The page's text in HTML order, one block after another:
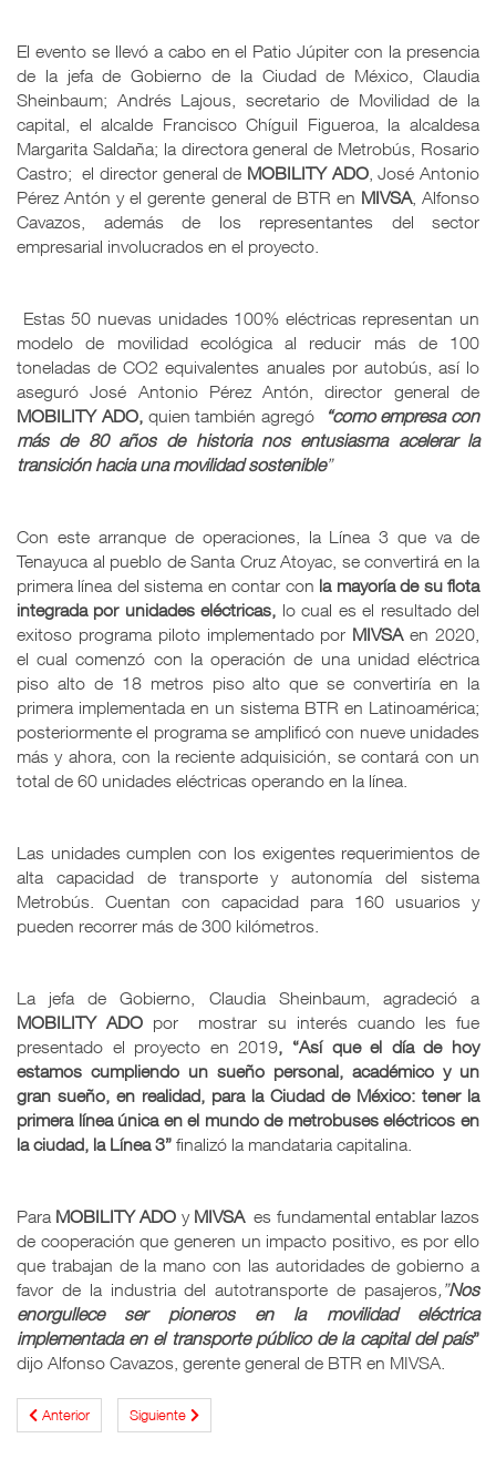
El evento se llevó a cabo en el Patio Júpiter con la presencia
de la jefa de Gobierno de la Ciudad de México, Claudia
Sheinbaum; Andrés Lajous, secretario de Movilidad de la
capital, el alcalde Francisco Chíguil Figueroa, la alcaldesa
Margarita Saldaña; la directora general de Metrobús, Rosario
Castro; el director general de MOBILITY ADO, José Antonio
Pérez Antón y el gerente general de BTR en MIVSA, Alfonso
Cavazos, además de los representantes del sector
empresarial involucrados en el proyecto.
Estas 50 nuevas unidades 100% eléctricas representan un
modelo de movilidad ecológica al reducir más de 100
toneladas de CO2 equivalentes anuales por autobús, así lo
aseguró José Antonio Pérez Antón, director general de
MOBILITY ADO,quien también agregó
“como empresa con
más de 80 años de historia nos entusiasma acelerar la
transición hacia una movilidad sostenible”
Con este arranque de operaciones, la Línea 3 que va de
Tenayuca al pueblo de Santa Cruz Atoyac, se convertirá en la
primera línea del sistema en contar con la mayoría de su flota
integrada por unidades eléctricas, lo cual es el resultado del
exitoso programa piloto implementado por MIVSAen 2020,
el cual comenzó con la operación de una unidad eléctrica
piso alto de 18 metros piso alto que se convertiría en la
primera implementada en un sistema BTR en Latinoamérica;
posteriormente el programa se amplificó con nueve unidades
más y ahora, con la reciente adquisición, se contará con un
total de 60 unidades eléctricas operando en la línea.
Las unidades cumplen con los exigentes requerimientos de
alta capacidad de transporte y autonomía del sistema
Metrobús. Cuentan con capacidad para 160 usuarios y
pueden recorrer más de 300 kilómetros.
La jefa de Gobierno, Claudia Sheinbaum, agradeció a
MOBILITYADO por mostrar su interés cuando les fue
presentado el proyecto en 2019, “Así que el día de hoy
estamos cumpliendo un sueño personal, académico y un
gran sueño, en realidad, para la Ciudad de México: tener la
primera línea única en el mundo de metrobuses eléctricos en
la ciudad, la Línea 3” finalizó la mandataria capitalina.
Para MOBILITYADO y MIVSAes fundamental entablar lazos
de cooperación que generen un impacto positivo, es por ello
que trabajan de la mano con las autoridades de gobierno a
favor de la industria del autotransporte de pasajeros,”Nos
enorgullece ser pioneros en la movilidad eléctrica
implementada en el transporte público de la capital del país”
dijo Alfonso Cavazos, gerente general de BTR en MIVSA.
Anterior Siguiente